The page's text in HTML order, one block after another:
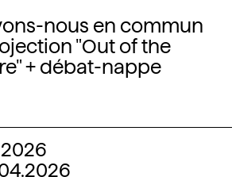
nous en commun
"Out of the
+ débat-nappe